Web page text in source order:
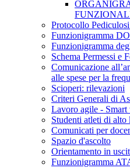
Protocollo
Funzionigramma
Funzionigramma
Schema Permessi e
Comunicazione
alle spese per la
Scioperi: rilevazioni
Criteri Generali di
Lavoro agile -
Studenti atleti di
Comunicati per
Spazio d'ascolto
Orientamento in
Funzionigramma